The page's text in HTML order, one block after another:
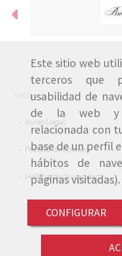
Este sitio web
terceros que
usabilidad de
de la web y
relacionada con
base de un perfil
hábitos de
páginas visitadas).
CONFIGURAR
Inicio
Aviso Legal
Política de cookies
Política de Privacidad